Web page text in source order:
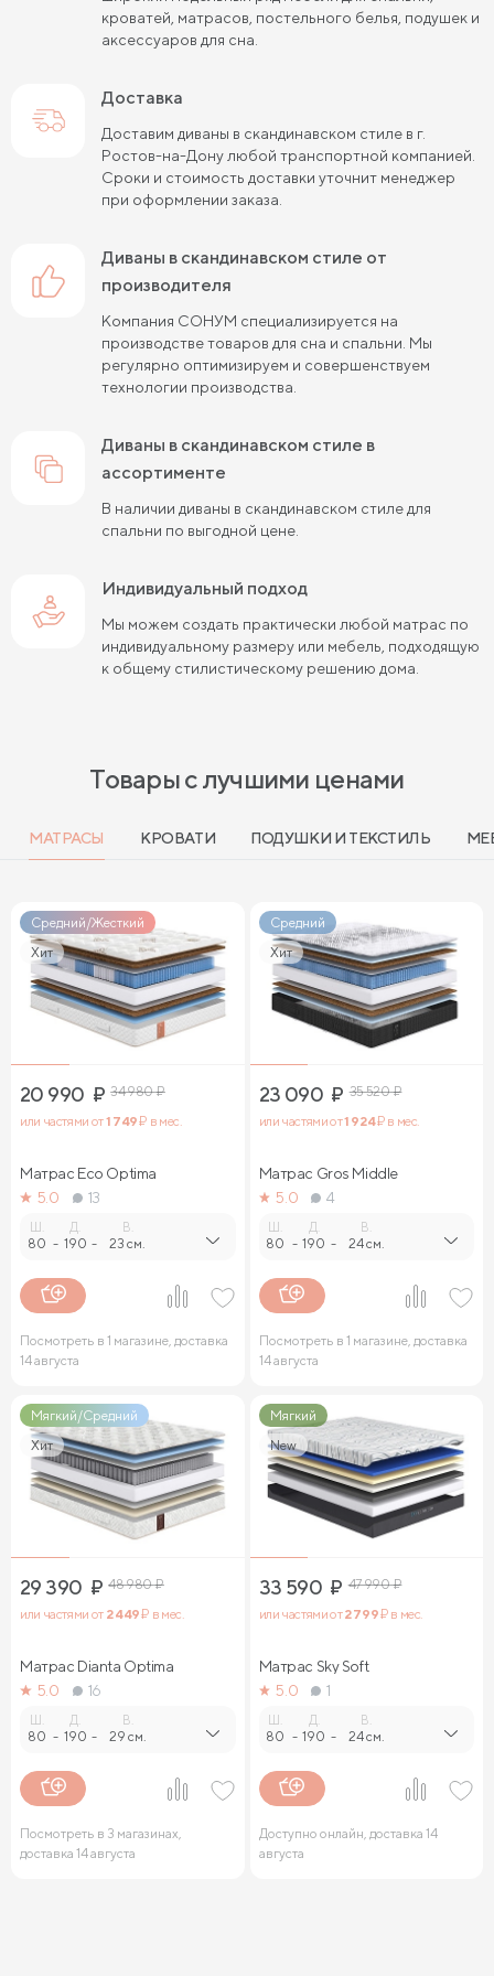
кроватей, матрасов, постельного белья, подушек и
аксессуаров для сна.
Доставка
Доставим диваны в скандинавском стиле в г.
Ростов-на-Дону любой транспортной компанией.
Сроки и стоимость доставки уточнит менеджер
при оформлении заказа.
диваны в скандинавском стиле от
производителя
Компания СОНУМ специализируется на
производстве товаров для сна и спальни. Мы
регулярно оптимизируем и совершенствуем
технологии производства.
диваны в скандинавском стиле в
ассортименте
В наличии диваны в скандинавском стиле для
спальни по выгодной цене.
Индивидуальный подход
Мы можем создать практически любой матрас по
индивидуальному размеру или мебель, подходящую
к общему стилистическому решению дома.
Товары с лучшими ценами
МАТРАСЫ КРОВАТИ ПОДУШКИ И ТЕКСТИЛЬ
Средний/Жесткий
Хит
20 990 ₽ 34 980₽
или частями от1 749₽ в мес.
Матрас Eco Optima
5.0
13
80 -
Д.
190 -
В.
23 см.
Посмотреть в 1 магазине, доставка
14 августа
Средний
Хит
23 090 ₽ 35 520₽
или частями от1 924₽ в мес.
Матрас Gros Middle
5.0
4
80 -
Д.
190 -
В.
24 см.
Посмотреть в 1 магазине, доставка
14 августа
Мягкий/Средний
Хит
29 390 ₽ 48 980₽
или частями от 2 449₽ в мес.
Матрас Dianta Optima
5.0
16
80 -
Д.
190 -
В.
29 см.
Посмотреть в 3 магазинах,
доставка 14 августа
Мягкий
New
33 590 ₽ 47 990₽
или частями от2 799₽ в мес.
Матрас Sky Soft
5.0
1
80 -
Д.
190 -
В.
24 см.
Доступно онлайн, доставка 14
августа